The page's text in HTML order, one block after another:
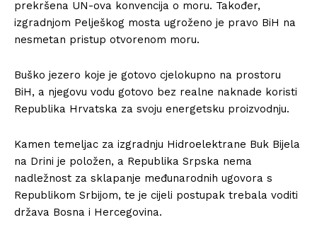
prekršena UN-ova konvencija o moru. Također,
izgradnjom Pelješkog mosta ugroženo je pravo BiH na
nesmetan pristup otvorenom moru.
Buško jezero koje je gotovo cjelokupno na prostoru
BiH, a njegovu vodu gotovo bez realne naknade koristi
Republika Hrvatska za svoju energetsku proizvodnju.
Kamen temeljac za izgradnju Hidroelektrane Buk Bijela
na Drini je položen, a Republika Srpska nema
nadležnost za sklapanje međunarodnih ugovora s
Republikom Srbijom, te je cijeli postupak trebala voditi
država Bosna i Hercegovina.